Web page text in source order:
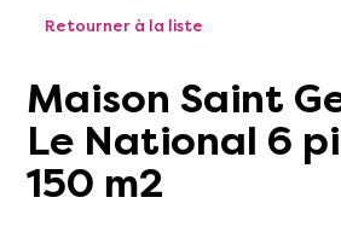
Retourner à la liste
Maison Saint Gengoux
Le National 6
150 m2